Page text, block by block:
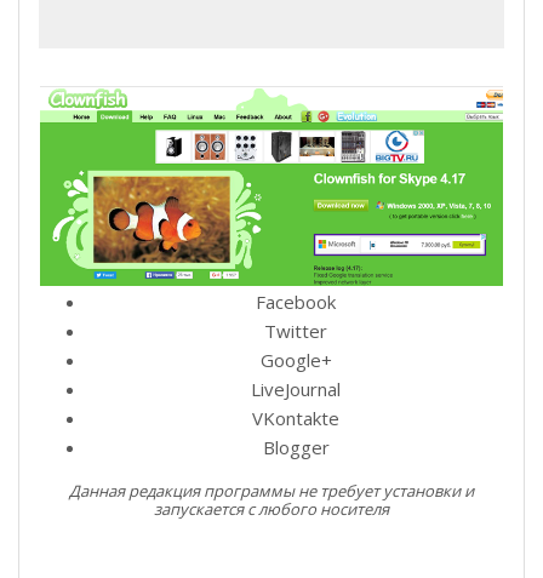
Facebook
Twitter
Google+
LiveJournal
VKontakte
Blogger
Данная редакция программы не требует установки и
запускается с любого носителя